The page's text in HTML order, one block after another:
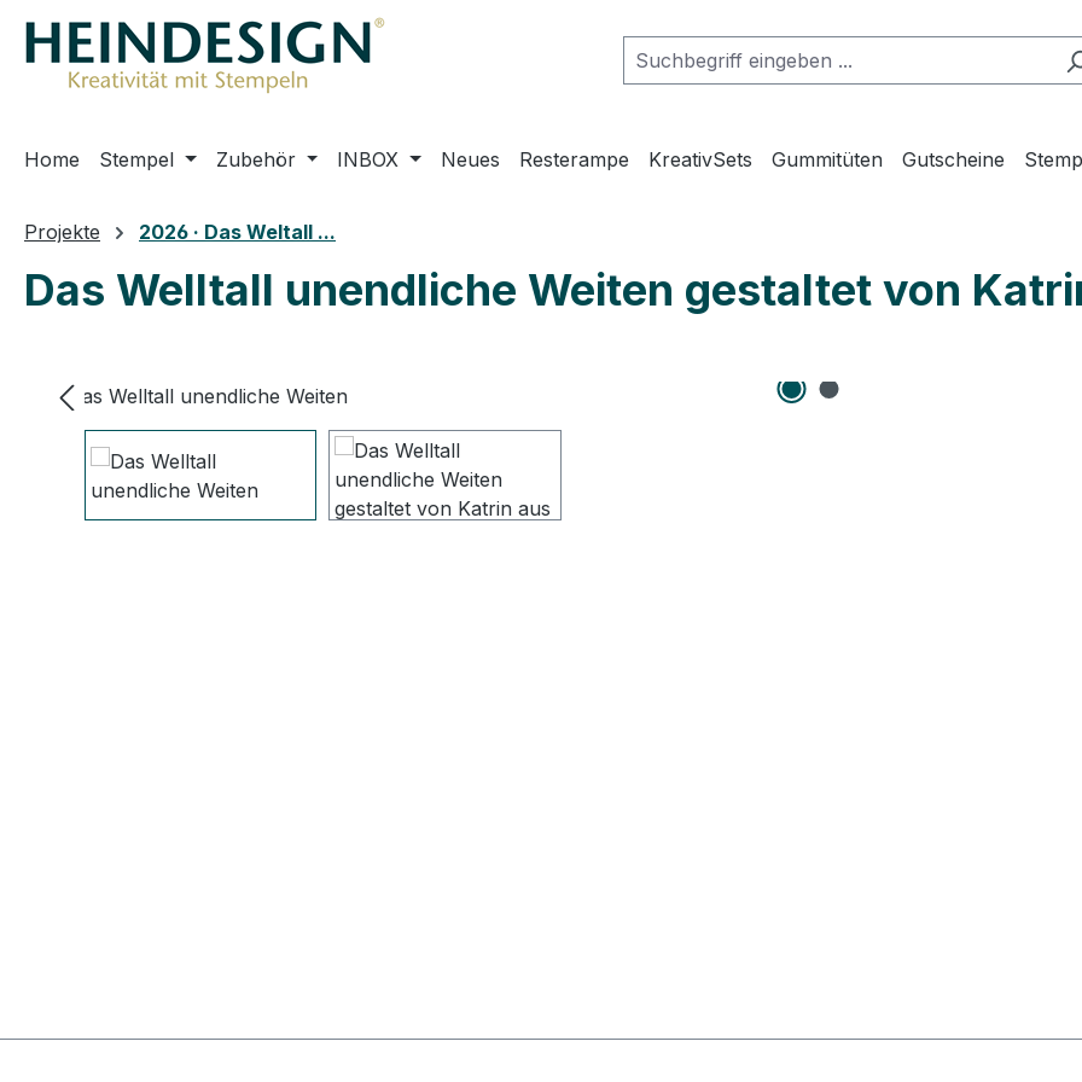
Hauptinhalt springen
Zur Suche springen
Zur Hauptnavigation springen
Home Stempel Zubehör INBOX Neues Resterampe KreativSets Gummitüten Gutscheine
Projekte 2026 · Das Weltall ...
Das Welltall unendliche Weiten gestaltet von